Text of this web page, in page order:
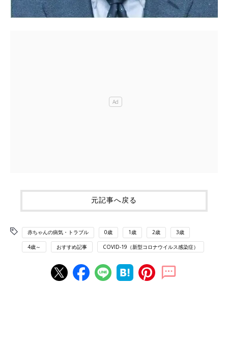
元記事へ戻る
赤ちゃんの病気・トラブル 0歳 1歳 2歳 3歳
4歳～ おすすめ記事 COVID-19（新型コロナウイルス感染症）